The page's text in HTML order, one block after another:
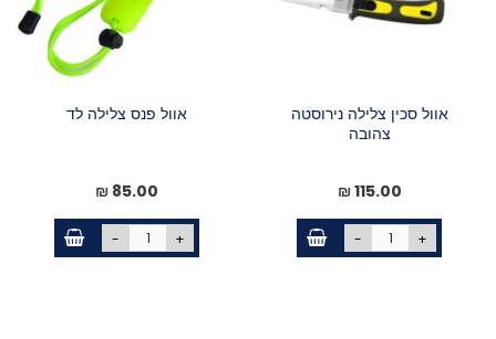
אוול סכין צלילה נירוסטה
צהובה
115.00 ₪
- +
אוול פנס צלילה לד
85.00 ₪
- +